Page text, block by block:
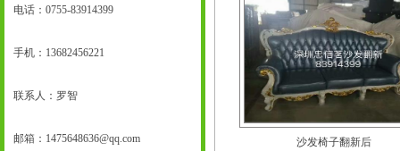
电话：0755-83914399
手机： 13682456221
联系人：罗智
邮箱： 1475648636@qq.com 沙发椅子翻新后